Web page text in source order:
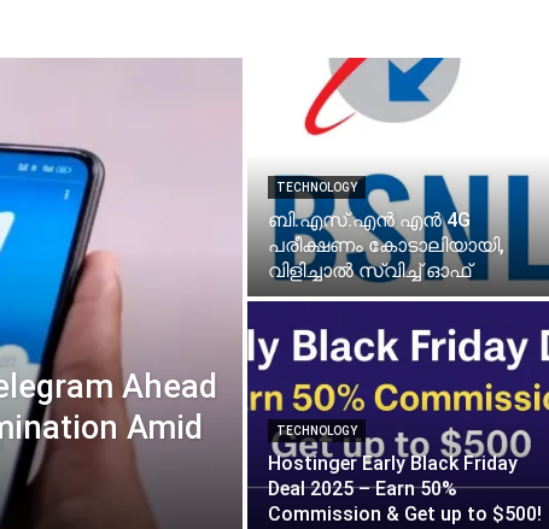
Ahead
Amid
TECHNOLOGY
ബി.എസ്.എൻ എൻ 4G
പരീക്ഷണം കോടാലിയായി,
വിളിച്ചാൽ സ്വിച്ച് ഓഫ്
TECHNOLOGY
Hostinger Early Black Friday
Deal 2025 – Earn 50%
Commission & Get up to $500!